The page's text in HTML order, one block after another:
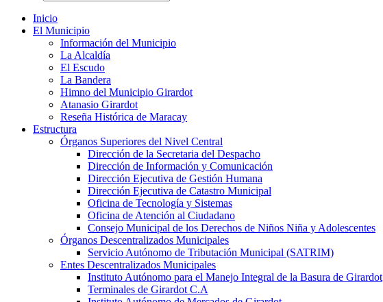
Inicio
El Municipio
Información del Municipio
La Alcaldía
El Escudo
La Bandera
Himno del Municipio Girardot
Atanasio Girardot
Reseña Histórica de Maracay
Estructura
Órganos Superiores del Nivel Central
Dirección de la Secretaria del Despacho
Dirección de Información y Comunicación
Dirección Ejecutiva de Gestión Humana
Dirección Ejecutiva de Catastro Municipal
Oficina de Tecnología y Sistemas
Oficina de Atención al Ciudadano
Consejo Municipal de los Derechos de Niños Niña y Adolescentes
Órganos Descentralizados Municipales
Servicio Autónomo de Tributación Municipal (SATRIM)
Entes Descentralizados Municipales
Instituto Autónomo para el Manejo Integral de la Basura de Girardot
Terminales de Girardot C.A